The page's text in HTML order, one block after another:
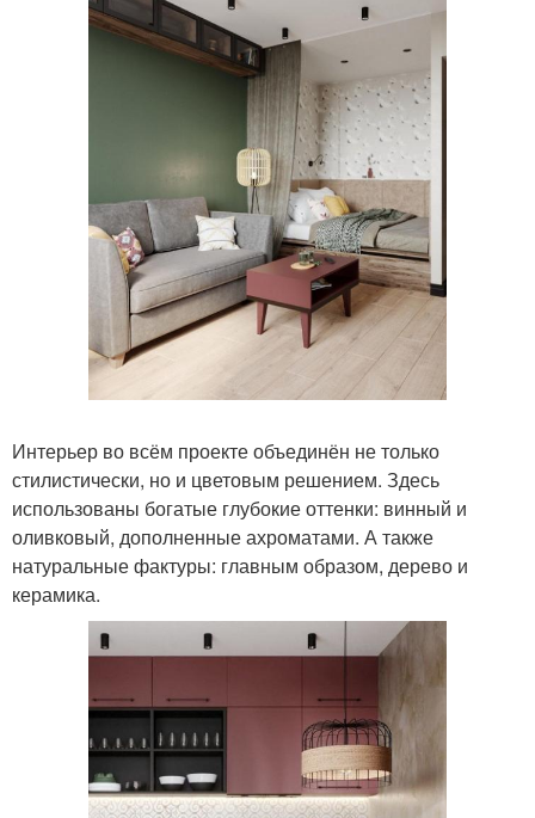
Интерьер во всём проекте объединён не только
стилистически, но и цветовым решением. Здесь
использованы богатые глубокие оттенки: винный и
оливковый, дополненные ахроматами. А также
натуральные фактуры: главным образом, дерево и
керамика.